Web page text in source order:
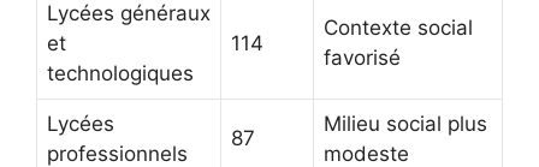
Lycées généraux
et
technologiques
114
Contexte social
favorisé
Lycées
professionnels
87
Milieu social plus
modeste